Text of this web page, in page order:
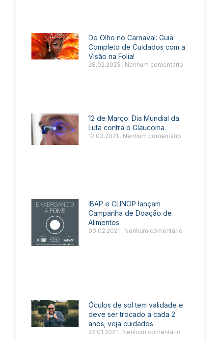
De Olho no Carnaval: Guia
Completo de Cuidados com a
Visão na Folia!
28.02.2025 Nenhum comentário
12 de Março: Dia Mundial da
Luta contra o Glaucoma.
12.03.2021 Nenhum comentário
IBAP e CLINOP lançam
Campanha de Doação de
Alimentos
03.02.2021 Nenhum comentário
Óculos de sol tem validade e
deve ser trocado a cada 2
anos; veja cuidados.
22.01.2021 Nenhum comentário